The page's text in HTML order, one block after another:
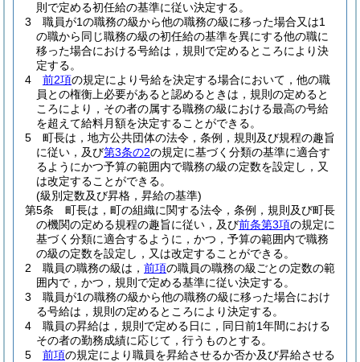
則で定める初任給の基準に従い決定する。
3
職員が1の職務の級から他の職務の級に移った場合又は1
の職から同じ職務の級の初任給の基準を異にする他の職に
移った場合における号給は，規則で定めるところにより決
定する。
4
前2項の規定により号給を決定する場合において，他の職
員との権衡上必要があると認めるときは，規則の定めると
ころにより，その者の属する職務の級における最高の号給
を超えて給料月額を決定することができる。
5
町長は，地方公共団体の法令，条例，規則及び規程の趣旨
に従い，及び第3条の2の規定に基づく分類の基準に適合す
るようにかつ予算の範囲内で職務の級の定数を設定し，又
は改定することができる。
(級別定数及び昇格，昇給の基準)
第5条
町長は，町の組織に関する法令，条例，規則及び町長
の機関の定める規程の趣旨に従い，及び前条第3項の規定に
基づく分類に適合するように，かつ，予算の範囲内で職務
の級の定数を設定し，又は改定することができる。
2
職員の職務の級は， 前項の職員の職務の級ごとの定数の範
囲内で，かつ，規則で定める基準に従い決定する。
3
職員が1の職務の級から他の職務の級に移った場合におけ
る号給は，規則の定めるところにより決定する。
4
職員の昇給は，規則で定める日に，同日前1年間における
その者の勤務成績に応じて，行うものとする。
5
前項の規定により職員を昇給させるか否か及び昇給させる